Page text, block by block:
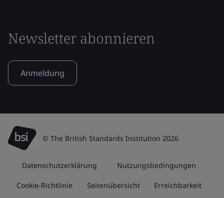
Newsletter abonnieren
Anmeldung
© The British Standards Institution 2026
Datenschutzerklärung Nutzungsbedingungen
Cookie-Richtlinie Seitenübersicht Erreichbarkeit